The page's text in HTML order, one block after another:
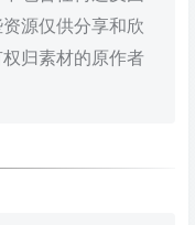
源仅供分享和欣
归素材的原作者